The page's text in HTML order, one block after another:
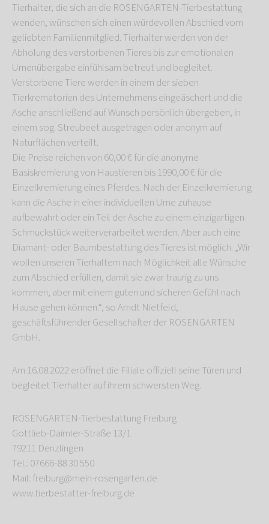
Tierhalter, die sich an die ROSENGARTEN-Tierbestattung
wenden, wünschen sich einen würdevollen Abschied vom
geliebten Familienmitglied. Tierhalter werden von der
Abholung des verstorbenen Tieres bis zur emotionalen
Urnenübergabe einfühlsam betreut und begleitet.
Verstorbene Tiere werden in einem der sieben
Tierkrematorien des Unternehmens eingeäschert und die
Asche anschließend auf Wunsch persönlich übergeben, in
einem sog. Streubeet ausgetragen oder anonym auf
Naturflächen verteilt.
Die Preise reichen von 60,00 € für die anonyme
Basiskremierung von Haustieren bis 1990,00 € für die
Einzelkremierung eines Pferdes. Nach der Einzelkremierung
kann die Asche in einer individuellen Urne zuhause
aufbewahrt oder ein Teil der Asche zu einem einzigartigen
Schmuckstück weiterverarbeitet werden. Aber auch eine
Diamant- oder Baumbestattung des Tieres ist möglich. „Wir
wollen unseren Tierhaltern nach Möglichkeit alle Wünsche
zum Abschied erfüllen, damit sie zwar traurig zu uns
kommen, aber mit einem guten und sicheren Gefühl nach
Hause gehen können.“, so Arndt Nietfeld,
geschäftsführender Gesellschafter der ROSENGARTEN
GmbH.
Am 16.08.2022 eröffnet die Filiale offiziell seine Türen und
begleitet Tierhalter auf ihrem schwersten Weg.
ROSENGARTEN-Tierbestattung Freiburg
Gottlieb-Daimler-Straße 13/1
79211 Denzlingen
Tel.: 07666-88 30 550
Mail: freiburg@mein-rosengarten.de
www.tierbestatter-freiburg.de